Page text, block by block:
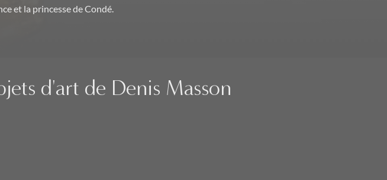
et la princesse de Condé.
d'art de Denis Masson